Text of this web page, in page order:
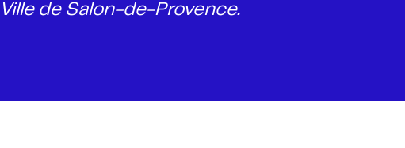
de Salon-de-Provence.